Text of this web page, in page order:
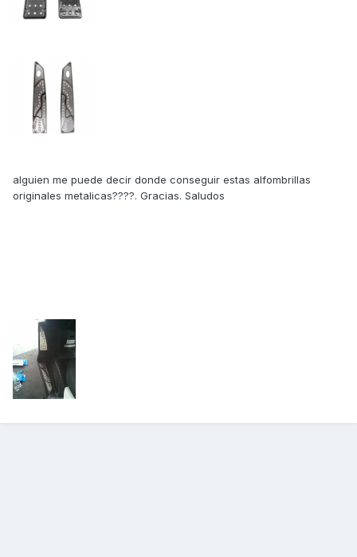
alguien me puede decir donde conseguir estas alfombrillas
originales metalicas????. Gracias. Saludos